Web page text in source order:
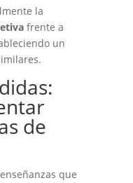
la
frente a
un
de
que